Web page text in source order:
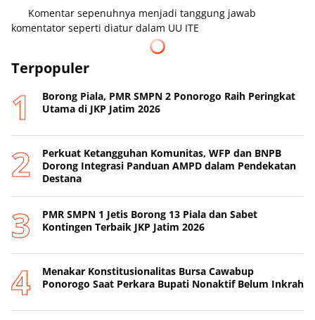
Komentar sepenuhnya menjadi tanggung jawab
komentator seperti diatur dalam UU ITE
Terpopuler
Borong Piala, PMR SMPN 2 Ponorogo Raih Peringkat
Utama di JKP Jatim 2026
Perkuat Ketangguhan Komunitas, WFP dan BNPB
Dorong Integrasi Panduan AMPD dalam Pendekatan
Destana
PMR SMPN 1 Jetis Borong 13 Piala dan Sabet
Kontingen Terbaik JKP Jatim 2026
Menakar Konstitusionalitas Bursa Cawabup
Ponorogo Saat Perkara Bupati Nonaktif Belum Inkrah